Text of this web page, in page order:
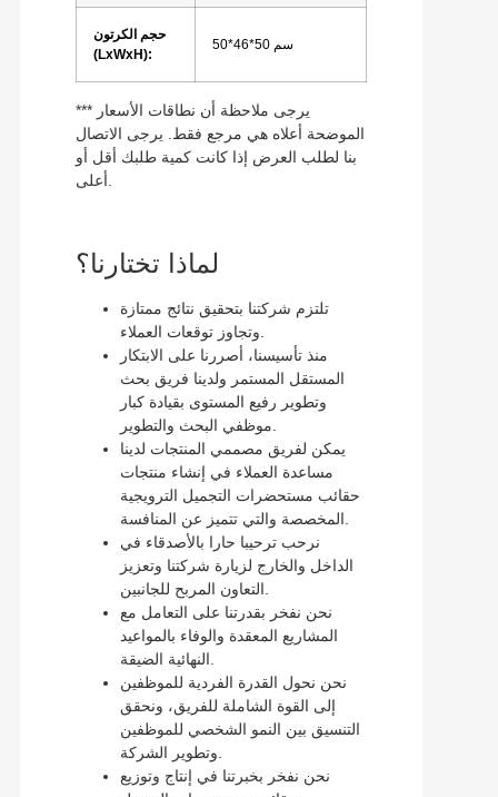
حجم الكرتون
(LxWxH):
50*46*50 سم
*** يرجى ملاحظة أن نطاقات الأسعار
الموضحة أعلاه هي مرجع فقط. يرجى الاتصال
بنا لطلب العرض إذا كانت كمية طلبك أقل أو
أعلى.
لماذا تختارنا؟
تلتزم شركتنا بتحقيق نتائج ممتازة
منذ تأسيسنا، أصررنا على الابتكار
المستقل المستمر ولدينا فريق بحث
وتطوير رفيع المستوى بقيادة كبار
يمكن لفريق مصممي المنتجات لدينا
مساعدة العملاء في إنشاء منتجات
حقائب مستحضرات التجميل الترويجية
نرحب ترحيبا حارا بالأصدقاء في
الداخل والخارج لزيارة شركتنا وتعزيز
نحن نفخر بقدرتنا على التعامل مع
المشاريع المعقدة والوفاء بالمواعيد
نحن نحول القدرة الفردية للموظفين
إلى القوة الشاملة للفريق، ونحقق
التنسيق بين النمو الشخصي للموظفين
نحن نفخر بخبرتنا في إنتاج وتوزيع